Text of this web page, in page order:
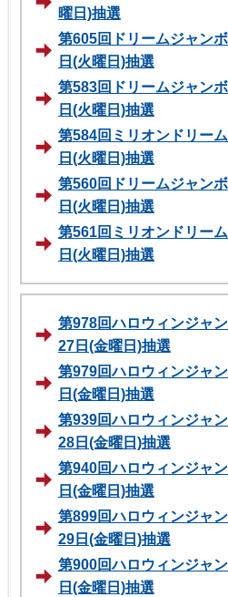
曜日)抽選
第605回ドリームジャン
日(火曜日)抽選
第583回ドリームジャン
日(火曜日)抽選
第584回ミリオンドリー
日(火曜日)抽選
第560回ドリームジャン
日(火曜日)抽選
第561回ミリオンドリー
日(火曜日)抽選
第978回ハロウィンジャ
27日(金曜日)抽選
第979回ハロウィンジャ
日(金曜日)抽選
第939回ハロウィンジャ
28日(金曜日)抽選
第940回ハロウィンジャ
日(金曜日)抽選
第899回ハロウィンジャ
29日(金曜日)抽選
第900回ハロウィンジャ
日(金曜日)抽選